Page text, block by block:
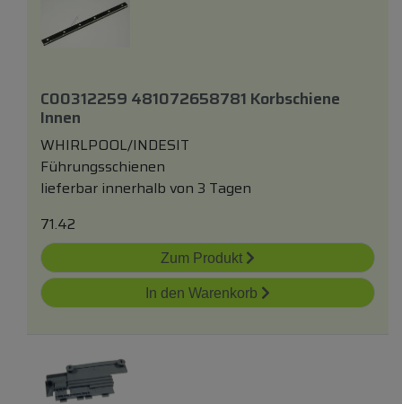
C00312259 481072658781 Korbschiene
Innen
WHIRLPOOL/INDESIT
Führungsschienen
lieferbar innerhalb von 3 Tagen
71.42
Zum Produkt
In den Warenkorb